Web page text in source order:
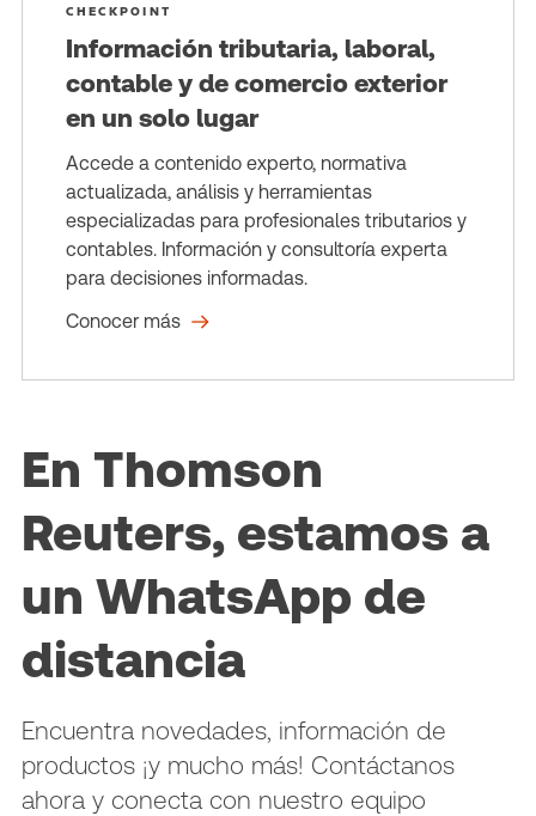
CHECKPOINT
Información tributaria, laboral,
contable y de comercio exterior
en un solo lugar
Accede a contenido experto, normativa
actualizada, análisis y herramientas
especializadas para profesionales tributarios y
contables. Información y consultoría experta
para decisiones informadas.
Conocer más
En Thomson
Reuters, estamos a
un WhatsApp de
distancia
Encuentra novedades, información de
productos ¡y mucho más! Contáctanos
ahora y conecta con nuestro equipo